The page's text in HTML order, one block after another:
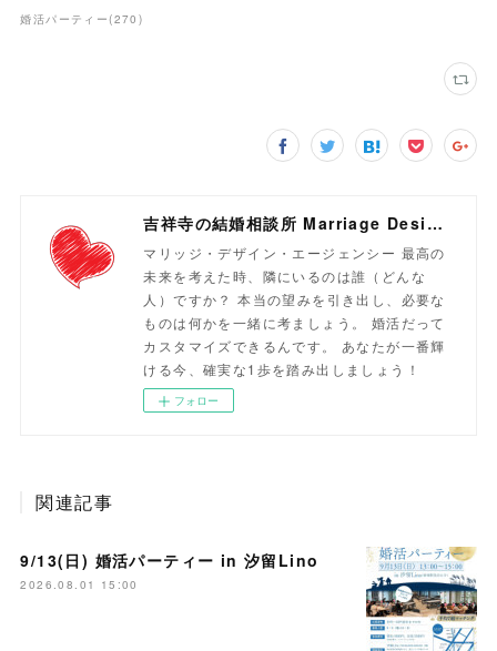
婚活パーティー(270 )
吉祥寺の結婚相談所 Marriage Design Agency
マリッジ・デザイン・エージェンシー 最高の
未来を考えた時、隣にいるのは誰（どんな
人）ですか？ 本当の望みを引き出し、必要な
ものは何かを一緒に考ましょう。 婚活だって
カスタマイズできるんです。 あなたが一番輝
ける今、確実な1歩を踏み出しましょう！
フォロー
関連記事
9/13(日) 婚活パーティー in 汐留Lino
2026.08.01 15:00